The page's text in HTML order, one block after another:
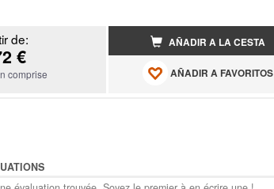
de:
€
comprise
AÑADIR A LA CESTA
AÑADIR A FAVORITOS